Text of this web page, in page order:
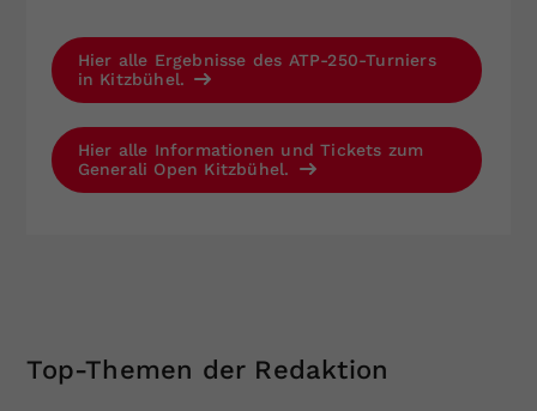
Hier alle Ergebnisse des ATP-250-Turniers
in Kitzbühel.
Hier alle Informationen und Tickets zum
Generali Open Kitzbühel.
Top-Themen der Redaktion